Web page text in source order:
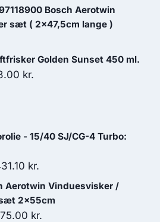
Bosch Aerotwin
sæt ( 2x47,5cm lange )
Golden Sunset 450 ml.
kr..
kr.
98.00 kr..
- 15/40 SJ/CG-4 Turbo:
kr.
aktuelle
pris
er:
Aerotwin Vinduesvisker /
2x55cm
kr.